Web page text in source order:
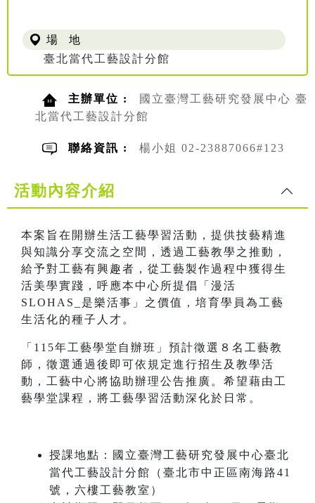
場 地
臺北當代工藝設計分館
主辦單位 :
國立臺灣工藝研究發展中心 臺
北當代工藝設計分館
聯絡資訊 : 楊小姐 02-23887066#123
活動內容介紹
本案旨在開辦生活工藝學習活動，提供技藝精進
與知識分享交流之空間，透過工藝教學之推動，
給予對工藝有興趣者，從工藝製作過程中獲得生
活美學實踐，呼應本中心所提倡「漫活
SLOHAS_是樂活事」之價值，培育學員為工藝
生活化的種子人才。
「115年工藝學堂自辦班」預計徵選８名工藝教
師，徵選通過後即可依規定進行招生及教學活
動，工藝中心將協助辦理公告推廣。希望藉由工
藝學堂課程，將工藝學習活動深化於日常。
授課地點：國立臺灣工藝研究發展中心臺北
當代工藝設計分館（臺北市中正區南海路41
號，六樓工藝教室）